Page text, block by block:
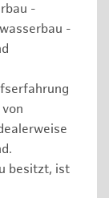
-
-
besitzt, ist